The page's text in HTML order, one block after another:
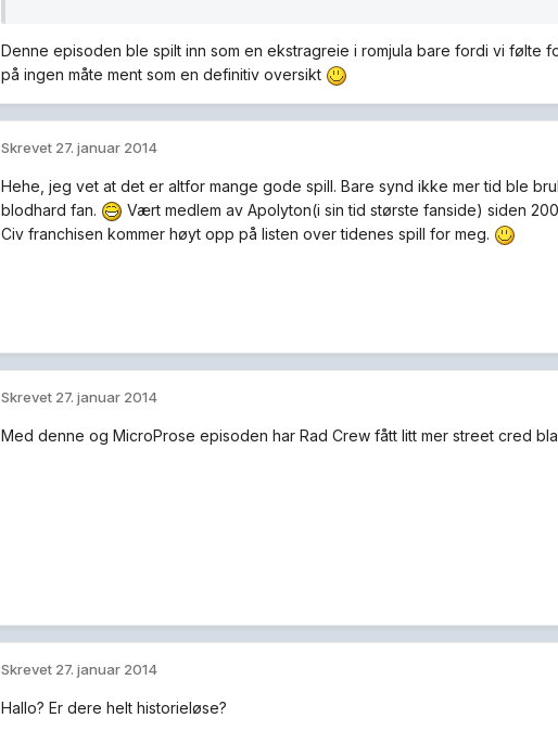
Denne episoden ble spilt inn som en ekstragreie i romjula bare fordi vi følte
på ingen måte ment som en definitiv oversikt
Skrevet 27. januar 2014
Hehe, jeg vet at det er altfor mange gode spill. Bare synd ikke mer tid ble
blodhard fan.
Vært medlem av Apolyton(i sin tid største fanside) siden
Civ franchisen kommer høyt opp på listen over tidenes spill for meg.
Skrevet 27. januar 2014
Med denne og MicroProse episoden har Rad Crew fått litt mer street cred
Skrevet 27. januar 2014
Hallo? Er dere helt historieløse?